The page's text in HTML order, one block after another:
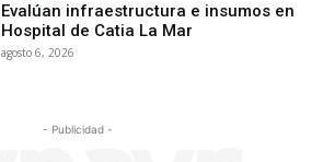
Evalúan infraestructura e insumos en
Hospital de Catia La Mar
agosto 6, 2026
- Publicidad -